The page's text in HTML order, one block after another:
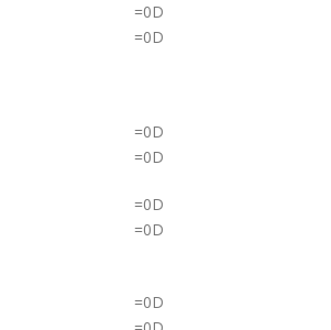
=0D
=0D
=0D
=0D
=0D
=0D
=0D